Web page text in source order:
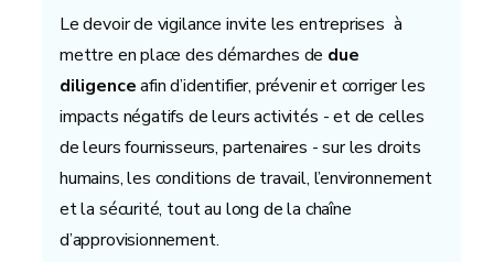
Le devoir de vigilance invite les entreprises à
mettre en place des démarches de due
diligenceafin d’identifier, prévenir et corriger les
impacts négatifs de leurs activités - et de celles
de leurs fournisseurs, partenaires - sur les droits
humains, les conditions de travail, l’environnement
et la sécurité, tout au long de la chaîne
d’approvisionnement.